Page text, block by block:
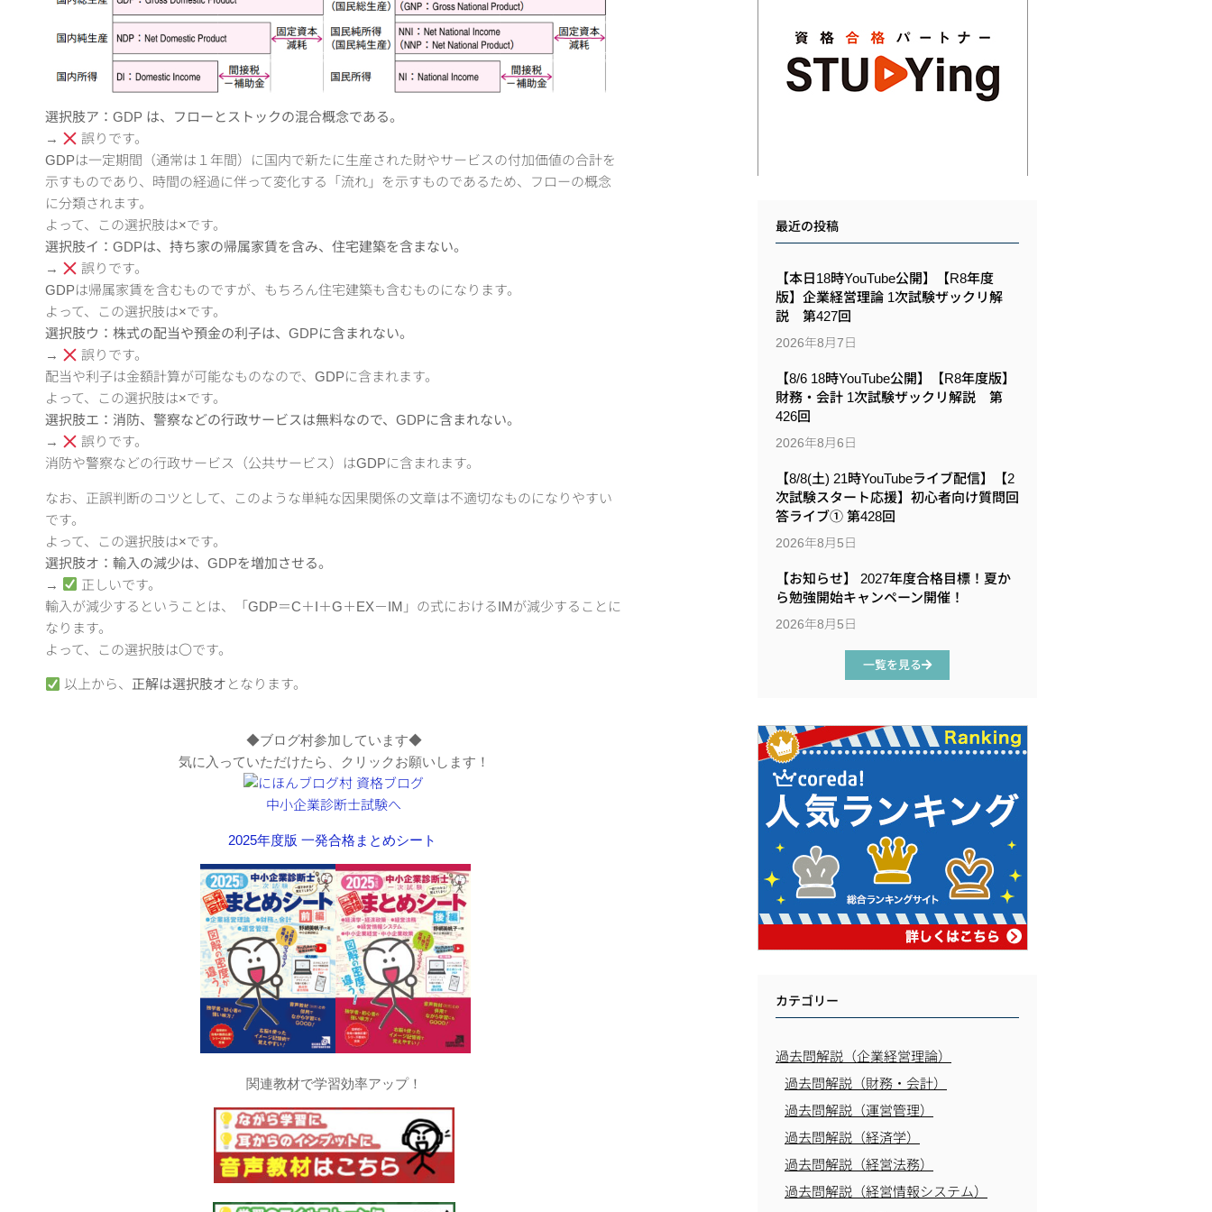
選択肢ア：GDP は、フローとストックの混合概念である。
→
誤りです。
GDPは一定期間（通常は１年間）に国内で新たに生産された財やサービスの付加価値の合計を
示すものであり、時間の経過に伴って変化する「流れ」を示すものであるため、フローの概念
に分類されます。
よって、この選択肢は×です。
選択肢イ：GDPは、持ち家の帰属家賃を含み、住宅建築を含まない。
→
誤りです。
GDPは帰属家賃を含むものですが、もちろん住宅建築も含むものになります。
よって、この選択肢は×です。
選択肢ウ：株式の配当や預金の利子は、GDPに含まれない。
→
誤りです。
配当や利子は金額計算が可能なものなので、GDPに含まれます。
よって、この選択肢は×です。
選択肢エ：消防、警察などの行政サービスは無料なので、GDPに含まれない。
→
誤りです。
消防や警察などの行政サービス（公共サービス）はGDPに含まれます。
なお、正誤判断のコツとして、このような単純な因果関係の文章は不適切なものになりやすい
です。
よって、この選択肢は×です。
選択肢オ：輸入の減少は、GDPを増加させる。
→
正しいです。
輸入が減少するということは、「GDP＝C＋I＋G＋EX－IM」の式におけるIMが減少することに
なります。
よって、この選択肢は〇です。
以上から、 正解は選択肢オ となります。
◆ブログ村参加しています◆
気に入っていただけたら、クリックお願いします！
2025年度版 一発合格まとめシート
関連教材で学習効率アップ！
最近の投稿
【本日18時YouTube公開】【R8年度
版】企業経営理論 1次試験ザックリ解
説 第427回
2026年8月7日
【8/6 18時YouTube公開】【R8年度版】
財務・会計 1次試験ザックリ解説 第
426回
2026年8月6日
【8/8(土) 21時YouTubeライブ配信】【2
次試験スタート応援】初心者向け質問回
答ライブ① 第428回
2026年8月5日
【お知らせ】 2027年度合格目標！夏か
ら勉強開始キャンペーン開催！
2026年8月5日
一覧を見る
カテゴリー
過去問解説（企業経営理論）
過去問解説（財務・会計）
過去問解説（運営管理）
過去問解説（経済学）
過去問解説（経営法務）
過去問解説（経営情報システム）